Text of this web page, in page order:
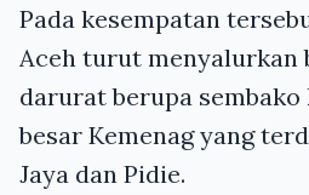
Pada kesempatan
Aceh turut menyalurkan
darurat berupa sembako
besar Kemenag yang
Jaya dan Pidie.